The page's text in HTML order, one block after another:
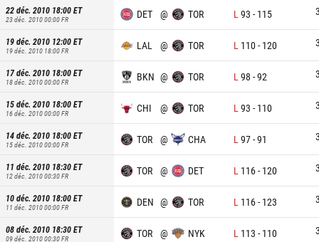
22 déc. 2010 18:00ET
23 déc. 2010 00:00FR DET @ TOR L 93 - 115
19 déc. 2010 12:00ET
19 déc. 2010 18:00FR LAL @ TOR L 110- 120
17 déc. 2010 18:00ET
18 déc. 2010 00:00FR BKN @ TOR L 98 -92
15 déc. 2010 18:00ET
16 déc. 2010 00:00FR CHI @ TOR L 93 - 110
14 déc. 2010 18:00ET
15 déc. 2010 00:00FR TOR @ CHA L 97-91
11 déc. 2010 18:30ET
12 déc. 2010 00:30FR TOR @ DET L 116- 120
10 déc. 2010 18:00ET
11 déc. 2010 00:00FR DEN @ TOR L 116- 123
08 déc. 2010 18:30ET
09 déc. 2010 00:30FR TOR @ NYK L 113 - 110